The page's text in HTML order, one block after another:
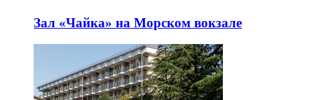
Зал «Чайка» на Морском вокзале